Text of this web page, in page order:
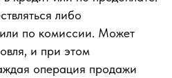
либо
по комиссии. Может
и при этом
операция продажи